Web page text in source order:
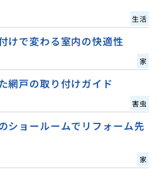
生活
けで変わる室内の快適性
家
網戸の取り付けガイド
害虫
ショールームでリフォーム先
家